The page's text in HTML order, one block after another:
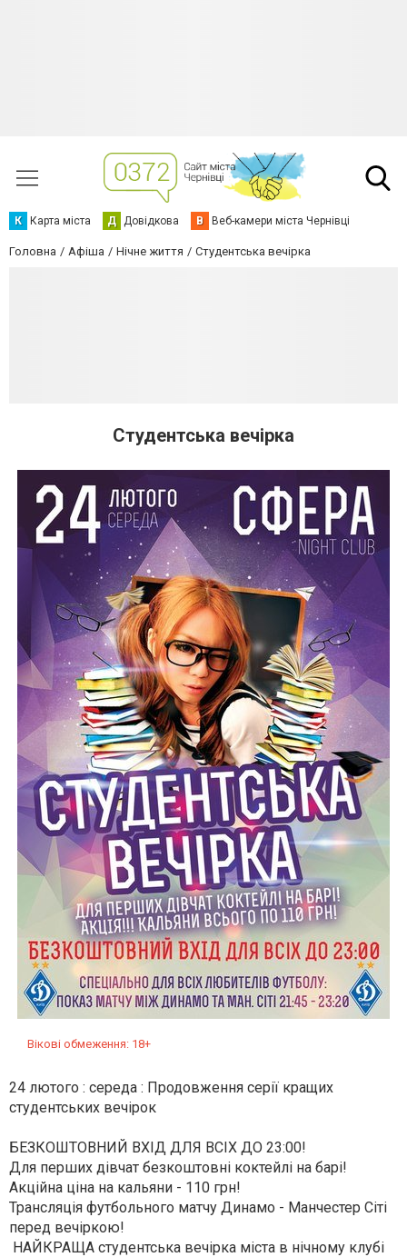
К Карта міста Д Довідкова В Веб-камери міста Чернівці
Головна Афіша Нічне життя Студентська вечірка
Студентська вечірка
Вікові обмеження: 18+
24 лютого : середа : Продовження серії кращих
студентських вечірок
БЕЗКОШТОВНИЙ ВХІД ДЛЯ ВСІХ ДО 23:00!
Для перших дівчат безкоштовні коктейлі на барі!
Акційна ціна на кальяни - 110 грн!
Трансляція футбольного матчу Динамо - Манчестер Сіті
перед вечіркою!
НАЙКРАЩА студентська вечірка міста в нічному клубі